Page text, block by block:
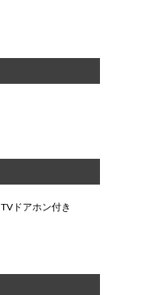
TVドアホン付き